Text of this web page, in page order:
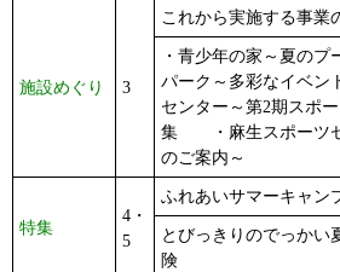
施設めぐり 3
これから実施する事業
・青少年の家～夏の
パーク～多彩なイベ
センター～第2期スポ
集 ・麻生スポーツセ
のご案内～
特集
4・
5
ふれあいサマーキャン
とびっきりのでっかい
険